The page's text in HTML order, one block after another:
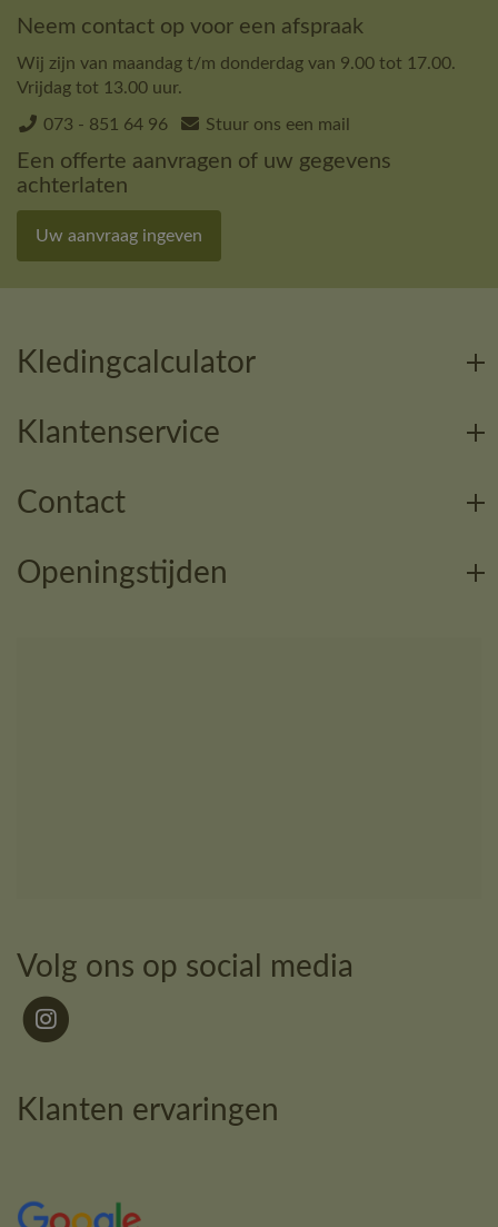
Neem contact op voor een afspraak
Wij zijn van maandag t/m donderdag van 9.00 tot 17.00.
Vrijdag tot 13.00 uur.
073 - 851 64 96 Stuur ons een mail
Een offerte aanvragen of uw gegevens
achterlaten
Uw aanvraag ingeven
Kledingcalculator
Klantenservice
Contact
Openingstijden
Volg ons op social media
Klanten ervaringen